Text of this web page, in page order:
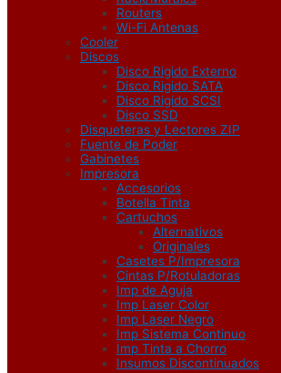
Routers
Wi-Fi Antenas
Cooler
Discos
Disco Rigido Externo
Disco Rigido SATA
Disco Rigido SCSI
Disco SSD
Disqueteras y Lectores ZIP
Fuente de Poder
Gabinetes
Impresora
Accesorios
Botella Tinta
Cartuchos
Alternativos
Originales
Casetes P/Impresora
Cintas P/Rotuladoras
Imp de Aguja
Imp Laser Color
Imp Laser Negro
Imp Sistema Continuo
Imp Tinta a Chorro
Insumos Discontinuados